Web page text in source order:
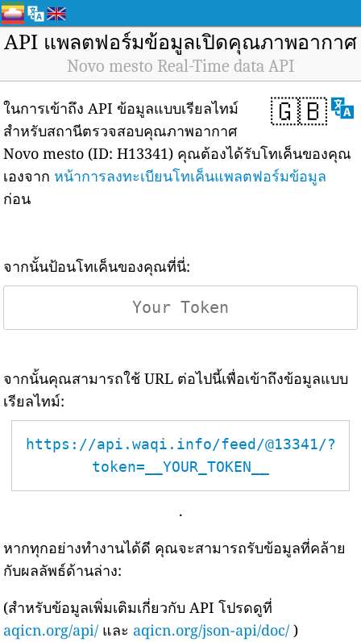
API แพลตฟอร์มข้อมูลเปิดคุณภาพอากาศ
Novo mesto Real-Time data API
🇬🇧
ในการเข้าถึง API ข้อมูลแบบเรียลไทม์
สำหรับสถานีตรวจสอบคุณภาพอากาศ
Novo mesto (ID: H13341) คุณต้องได้รับโทเค็นของคุณ
เองจาก หน้าการลงทะเบียนโทเค็นแพลตฟอร์มข้อมูล
ก่อน
จากนั้นป้อนโทเค็นของคุณที่นี่:
จากนั้นคุณสามารถใช้ URL ต่อไปนี้เพื่อเข้าถึงข้อมูลแบบ
เรียลไทม์:
https://api.waqi.info/feed/@13341/?
token=__YOUR_TOKEN__
.
หากทุกอย่างทำงานได้ดี คุณจะสามารถรับข้อมูลที่คล้าย
กับผลลัพธ์ด้านล่าง:
(สำหรับข้อมูลเพิ่มเติมเกี่ยวกับ API โปรดดูที่
aqicn.org/api/ และ aqicn.org/json-api/doc/ )